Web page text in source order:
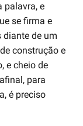
palavra, e
se firma e
diante de um
construção e
e cheio de
para
é preciso